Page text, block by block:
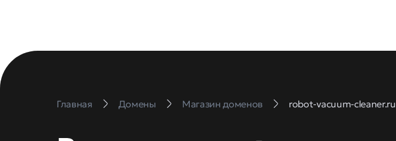
Главная Домены Магазин доменов robot-vacuum-cleaner.ru